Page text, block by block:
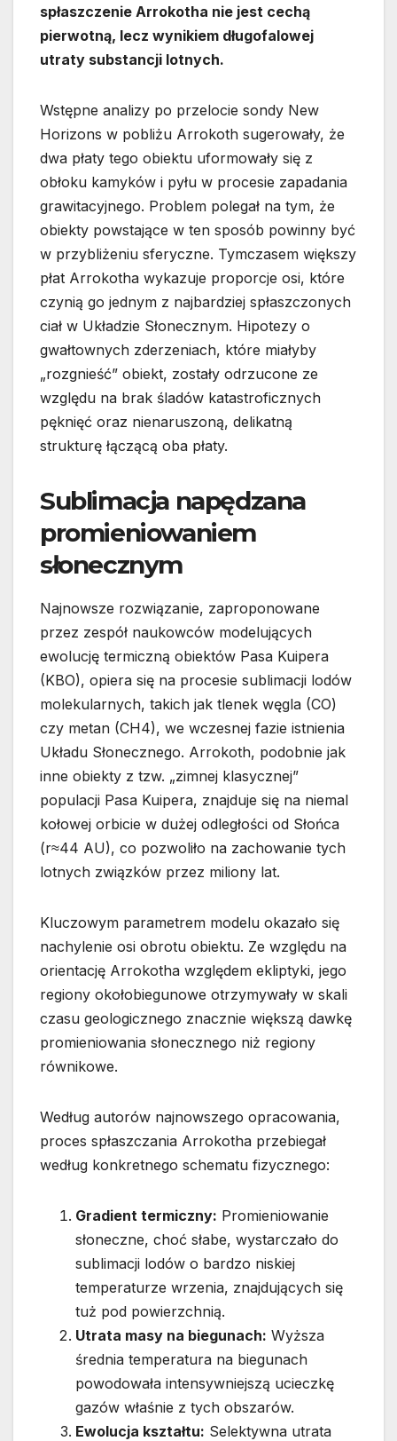
spłaszczenie Arrokotha nie jest cechą
pierwotną, lecz wynikiem długofalowej
utraty substancji lotnych.
Wstępne analizy po przelocie sondy New
Horizons w pobliżu Arrokoth sugerowały, że
dwa płaty tego obiektu uformowały się z
obłoku kamyków i pyłu w procesie zapadania
grawitacyjnego. Problem polegał na tym, że
obiekty powstające w ten sposób powinny być
w przybliżeniu sferyczne. Tymczasem większy
płat Arrokotha wykazuje proporcje osi, które
czynią go jednym z najbardziej spłaszczonych
ciał w Układzie Słonecznym. Hipotezy o
gwałtownych zderzeniach, które miałyby
„rozgnieść” obiekt, zostały odrzucone ze
względu na brak śladów katastroficznych
pęknięć oraz nienaruszoną, delikatną
strukturę łączącą oba płaty.
Sublimacja napędzana
promieniowaniem
słonecznym
Najnowsze rozwiązanie, zaproponowane
przez zespół naukowców modelujących
ewolucję termiczną obiektów Pasa Kuipera
(KBO), opiera się na procesie sublimacji lodów
molekularnych, takich jak tlenek węgla (CO)
czy metan (CH4​), we wczesnej fazie istnienia
Układu Słonecznego. Arrokoth, podobnie jak
inne obiekty z tzw. „zimnej klasycznej”
populacji Pasa Kuipera, znajduje się na niemal
kołowej orbicie w dużej odległości od Słońca
(r≈44 AU), co pozwoliło na zachowanie tych
lotnych związków przez miliony lat.
Kluczowym parametrem modelu okazało się
nachylenie osi obrotu obiektu. Ze względu na
orientację Arrokotha względem ekliptyki, jego
regiony okołobiegunowe otrzymywały w skali
czasu geologicznego znacznie większą dawkę
promieniowania słonecznego niż regiony
równikowe.
Według autorów najnowszego opracowania,
proces spłaszczania Arrokotha przebiegał
według konkretnego schematu fizycznego:
Gradient termiczny: Promieniowanie
słoneczne, choć słabe, wystarczało do
sublimacji lodów o bardzo niskiej
temperaturze wrzenia, znajdujących się
tuż pod powierzchnią.
Utrata masy na biegunach: Wyższa
średnia temperatura na biegunach
powodowała intensywniejszą ucieczkę
gazów właśnie z tych obszarów.
Ewolucja kształtu: Selektywna utrata